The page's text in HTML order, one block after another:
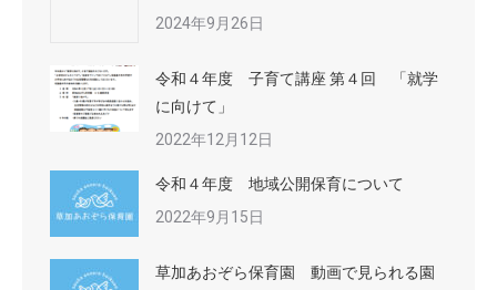
2024年9月26日
令和４年度 子育て講座 第４回 「就学
に向けて」
2022年12月12日
令和４年度 地域公開保育について
2022年9月15日
草加あおぞら保育園 動画で見られる園